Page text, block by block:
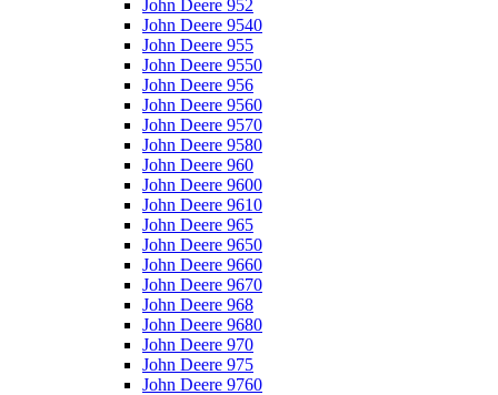
John Deere 952
John Deere 9540
John Deere 955
John Deere 9550
John Deere 956
John Deere 9560
John Deere 9570
John Deere 9580
John Deere 960
John Deere 9600
John Deere 9610
John Deere 965
John Deere 9650
John Deere 9660
John Deere 9670
John Deere 968
John Deere 9680
John Deere 970
John Deere 975
John Deere 9760